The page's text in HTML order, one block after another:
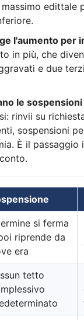
edittale
l'aumento per
in più, che
e due
le sospensioni
rinvii su
sospensioni
È il passaggio
si ferma
riprende da
era
tetto